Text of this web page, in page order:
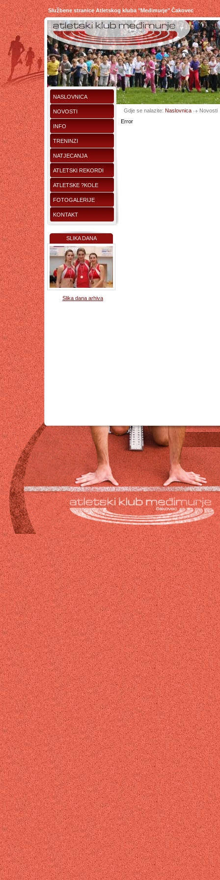
Službene stranice Atletskog kluba "Međimurje" Čakovec
NASLOVNICA
NOVOSTI
INFO
TRENINZI
NATJECANJA
ATLETSKI REKORDI
ATLETSKE ?KOLE
FOTOGALERIJE
KONTAKT
SLIKA DANA
Slika dana arhiva
Gdje se nalazite: Naslovnica
Novosti
Error